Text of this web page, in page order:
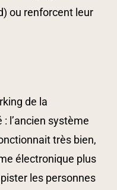
ou renforcent leur
de la
l’ancien système
très bien,
électronique plus
les personnes